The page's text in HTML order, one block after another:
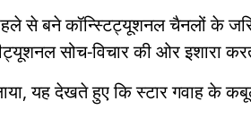
से बने कॉन्स्टिट्यूशनल चैनलों के
सोच-विचार की ओर इशारा
यह देखते हुए कि स्टार गवाह के